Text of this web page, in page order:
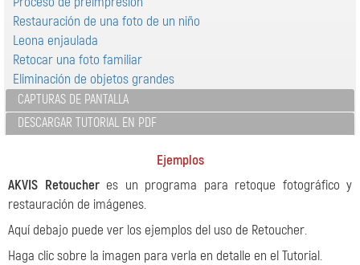
Restauración de una foto de un niño
Leona enjaulada
Retocar una foto familiar
Eliminación de objetos grandes
CAPTURAS DE PANTALLA
DESCARGAR TUTORIAL EN PDF
Ejemplos
AKVIS Retoucheres un programa para retoque fotográfico y
restauración de imágenes.
Aquí debajo puede ver los ejemplos del uso de Retoucher.
Haga clic sobre la imagen para verla en detalle en el Tutorial.